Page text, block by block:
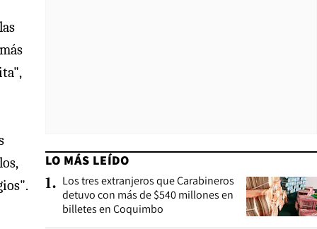
LO MÁS LEÍDO
1. Los tres extranjeros que Carabineros
detuvo con más de $540 millones en
billetes en Coquimbo